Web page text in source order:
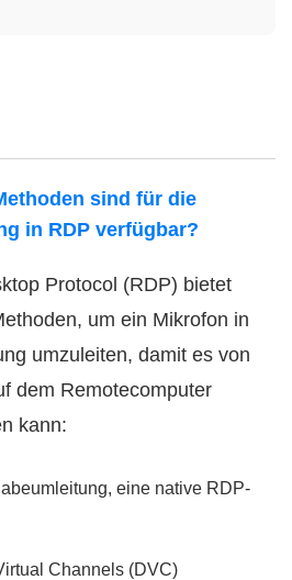
sind für die
in RDP verfügbar?
Protocol (RDP) bietet
um ein Mikrofon in
umzuleiten, damit es von
dem Remotecomputer
kann:
eine native RDP-
Channels (DVC)